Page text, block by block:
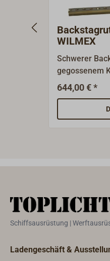
WILMEX
Schwerer
gegossenem
Drahtscheibe
Bronze.Mit
644,00 € *
Schiffsausrüstung |
Ladengeschäft &